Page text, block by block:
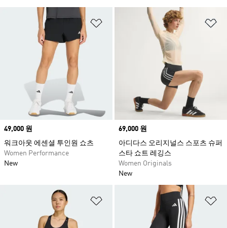
위시리스트 담기
Price
49,000 원
워크아웃 에센셜 투인원 쇼츠
Women Performance
New
Price
69,000 원
아디다스 오리지널스 스포츠 슈퍼
스타 쇼트 레깅스
Women Originals
New
위시리스트 담기